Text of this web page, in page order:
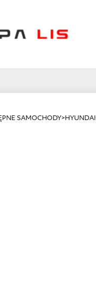
SAMOCHODY>HYUNDAI